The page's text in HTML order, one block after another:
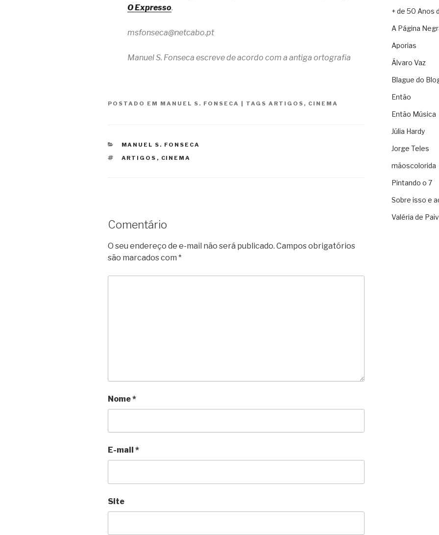
O Expresso.
msfonseca@netcabo.pt
Manuel S. Fonseca escreve de acordo com a antiga ortografia
POSTADO EM MANUEL S. FONSECA TAGS ARTIGOS , CINEMA
CATEGORIAS
MANUEL S. FONSECA
TAGS
ARTIGOS , CINEMA
Comentário
O seu endereço de e-mail não será publicado. Campos obrigatórios
são marcados com *
Nome*
E-mail *
Site
+ de 50 Anos
A Página
Aporias
Álvaro Vaz
Blague do
Então
Então Música
Júlia Hardy
Jorge Teles
mãoscolorida
Pintando o 7
Sobre isso e
Valéria de